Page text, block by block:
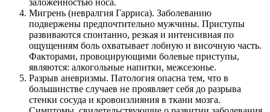
заложенностью носа.
Мигрень (невралгия Гарриса). Заболеванию
подвержены предпочтительно мужчины. Приступы
развиваются спонтанно, резкая и интенсивная по
ощущениям боль охватывает лобную и височную часть.
Факторами, провоцирующими болевые приступы,
являются: алкогольные напитки, межсезонье.
Разрыв аневризмы. Патология опасна тем, что в
большинстве случаев не проявляет себя до разрыва
стенки сосуда и кровоизлияния в ткани мозга.